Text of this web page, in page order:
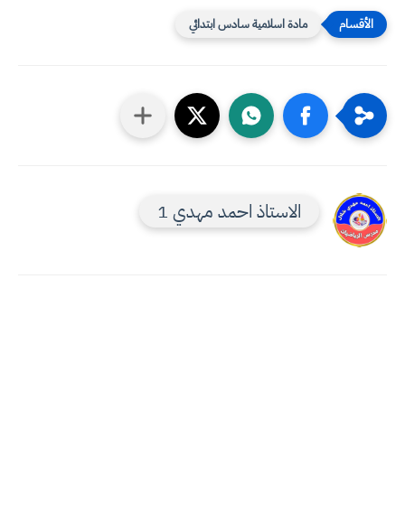
مادة اسلامية سادس ابتدائي
الاستاذ احمد مهدي 1